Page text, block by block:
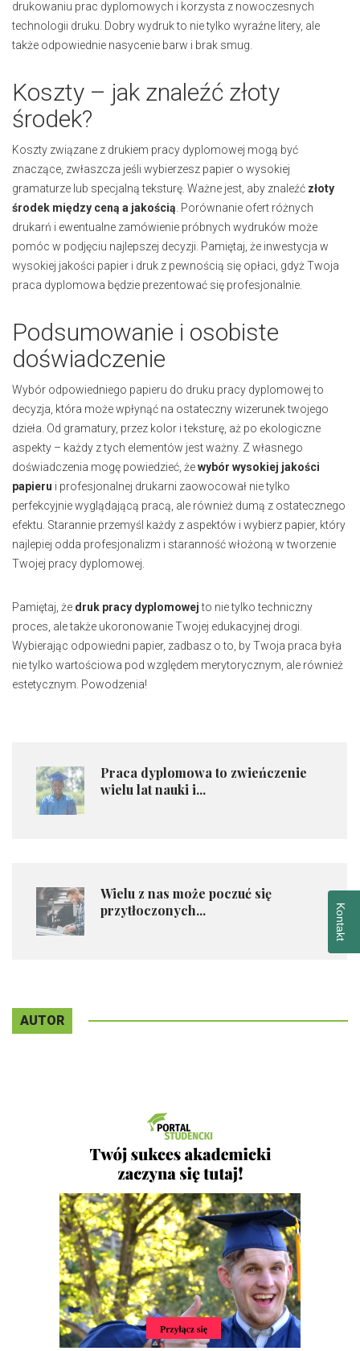
drukowaniu prac dyplomowych i korzysta z nowoczesnych
technologii druku. Dobry wydruk to nie tylko wyraźne litery, ale
także odpowiednie nasycenie barw i brak smug.
Koszty – jak znaleźć złoty
środek?
Koszty związane z drukiem pracy dyplomowej mogą być
znaczące, zwłaszcza jeśli wybierzesz papier o wysokiej
gramaturze lub specjalną teksturę. Ważne jest, aby znaleźć złoty
środek między ceną a jakością . Porównanie ofert różnych
drukarń i ewentualne zamówienie próbnych wydruków może
pomóc w podjęciu najlepszej decyzji. Pamiętaj, że inwestycja w
wysokiej jakości papier i druk z pewnością się opłaci, gdyż Twoja
praca dyplomowa będzie prezentować się profesjonalnie.
Podsumowanie i osobiste
doświadczenie
Wybór odpowiedniego papieru do druku pracy dyplomowej to
decyzja, która może wpłynąć na ostateczny wizerunek twojego
dzieła. Od gramatury, przez kolor i teksturę, aż po ekologiczne
aspekty – każdy z tych elementów jest ważny. Z własnego
doświadczenia mogę powiedzieć, żewybór wysokiej jakości
papieru i profesjonalnej drukarni zaowocował nie tylko
perfekcyjnie wyglądającą pracą, ale również dumą z ostatecznego
efektu. Starannie przemyśl każdy z aspektów i wybierz papier, który
najlepiej odda profesjonalizm i staranność włożoną w tworzenie
Twojej pracy dyplomowej.
Pamiętaj, że druk pracy dyplomowejto nie tylko techniczny
proces, ale także ukoronowanie Twojej edukacyjnej drogi.
Wybierając odpowiedni papier, zadbasz o to, by Twoja praca była
nie tylko wartościowa pod względem merytorycznym, ale również
estetycznym. Powodzenia!
Praca dyplomowa to zwieńczenie
wielu lat nauki i...
Wielu z nas może poczuć się
przytłoczonych...
AUTOR
Kontakt